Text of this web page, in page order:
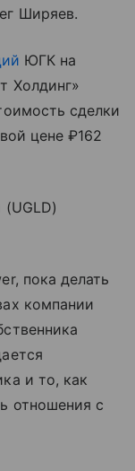
Ширяев.
ЮГК на
Холдинг»
сделки
цене ₽162
пока делать
компании
и то, как
отношения с